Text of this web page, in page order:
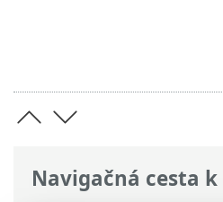
Navigačná cesta